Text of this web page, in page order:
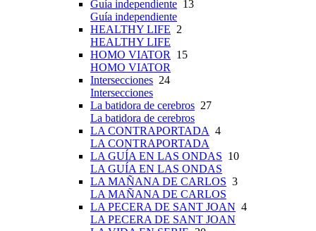
Guía independiente 13
Guía independiente
HEALTHY LIFE 2
HEALTHY LIFE
HOMO VIATOR
15
HOMO VIATOR
Intersecciones 24
Intersecciones
La batidora de cerebros 27
La batidora de cerebros
LA CONTRAPORTADA 4
LA CONTRAPORTADA
LA GUÍA EN LAS ONDAS 10
LA GUÍA EN LAS ONDAS
LA MAÑANA DE CARLOS 3
LA MAÑANA DE CARLOS
LA PECERA DE SANT JOAN 4
LA PECERA DE SANT JOAN